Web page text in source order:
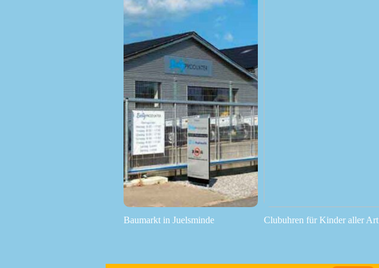
Baumarkt in Juelsminde Clubuhren für Kinder aller Art